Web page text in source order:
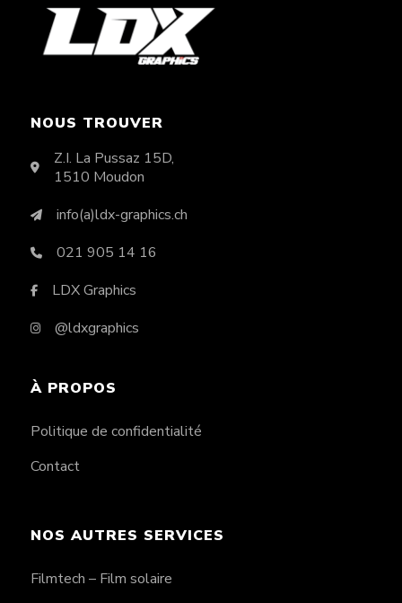
NOUS TROUVER
Z.I. La Pussaz 15D,
1510 Moudon
info(a)ldx-graphics.ch
021 905 14 16
LDX Graphics
@ldxgraphics
À PROPOS
Politique de confidentialité
Contact
NOS AUTRES SERVICES
Filmtech – Film solaire